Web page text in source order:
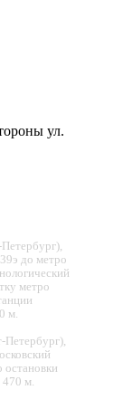
ул.
до метро
метро
м.
остановки
м.